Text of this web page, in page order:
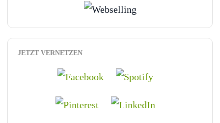
JETZT VERNETZEN